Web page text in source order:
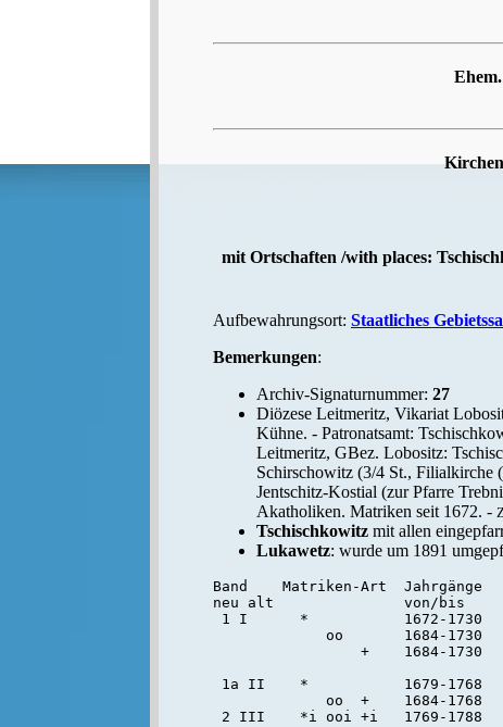
mit Ortschaften /with places:
Aufbewahrungsort: Staatliches
Bemerkungen:
Archiv-Signaturnummer: 27
Diözese Leitmeritz, Vikariat
Kühne. - Patronatsamt:
Leitmeritz, GBez. Lobositz:
Schirschowitz (3/4 St., Filialkirche
Jentschitz-Kostial (zur Pfarre
Akatholiken. Matriken seit 1672. -
Tschischkowitz mit allen
Lukawetz: wurde um 1891
Band    Matriken-Art  Jahrgänge
neu alt               von/bis
1 I      *           1672-1730
oo       1684-1730
+    1684-1730
1a II    *           1679-1768
             oo  +    1684-1768
2 III    *i ooi +i   1769-1788